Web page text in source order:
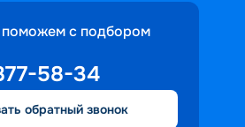
с подбором
58-34
обратный звонок